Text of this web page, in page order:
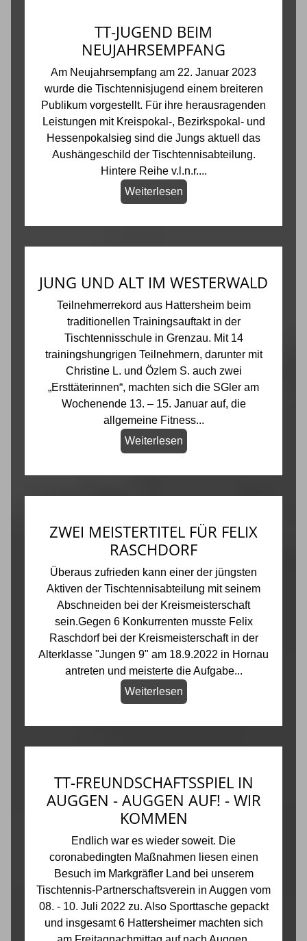
TT-JUGEND BEIM
NEUJAHRSEMPFANG
Am Neujahrsempfang am 22. Januar 2023
wurde die Tischtennisjugend einem breiteren
Publikum vorgestellt. Für ihre herausragenden
Leistungen mit Kreispokal-, Bezirkspokal- und
Hessenpokalsieg sind die Jungs aktuell das
Aushängeschild der Tischtennisabteilung.
Hintere Reihe v.l.n.r....
Weiterlesen
JUNG UND ALT IM WESTERWALD
Teilnehmerrekord aus Hattersheim beim
traditionellen Trainingsauftakt in der
Tischtennisschule in Grenzau. Mit 14
trainingshungrigen Teilnehmern, darunter mit
Christine L. und Özlem S. auch zwei
„Ersttäterinnen“, machten sich die SGler am
Wochenende 13. – 15. Januar auf, die
allgemeine Fitness...
Weiterlesen
ZWEI MEISTERTITEL FÜR FELIX
RASCHDORF
Überaus zufrieden kann einer der jüngsten
Aktiven der Tischtennisabteilung mit seinem
Abschneiden bei der Kreismeisterschaft
sein.Gegen 6 Konkurrenten musste Felix
Raschdorf bei der Kreismeisterschaft in der
Alterklasse "Jungen 9" am 18.9.2022 in Hornau
antreten und meisterte die Aufgabe...
Weiterlesen
TT-FREUNDSCHAFTSSPIEL IN
AUGGEN - AUGGEN AUF! - WIR
KOMMEN
Endlich war es wieder soweit. Die
coronabedingten Maßnahmen liesen einen
Besuch im Markgräfler Land bei unserem
Tischtennis-Partnerschaftsverein in Auggen vom
08. - 10. Juli 2022 zu. Also Sporttasche gepackt
und insgesamt 6 Hattersheimer machten sich